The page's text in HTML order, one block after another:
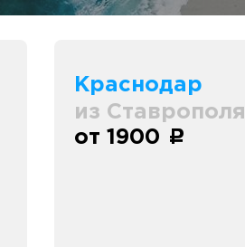
Краснодар
из Ставрополя
от 1900 c